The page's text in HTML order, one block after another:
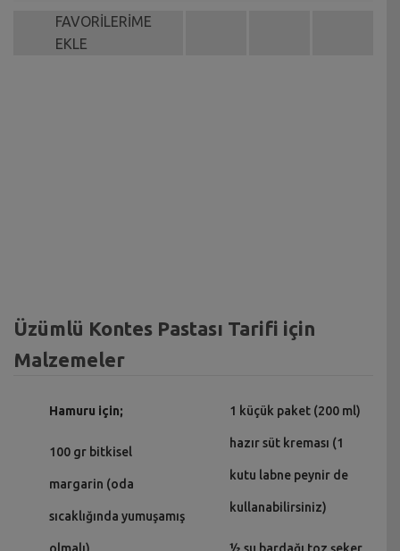
FAVORİLERİME
EKLE
Üzümlü Kontes Pastası Tarifi için
Malzemeler
Hamuru için;
100 gr bitkisel
margarin (oda
sıcaklığında yumuşamış
olmalı)
1 küçük paket (200 ml)
hazır süt kreması (1
kutu labne peynir de
kullanabilirsiniz)
½ su bardağı toz şeker